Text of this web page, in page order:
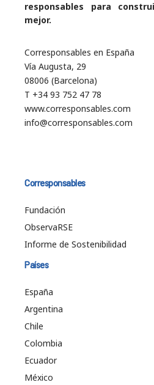
responsables para
mejor.
Corresponsables en España
Vía Augusta, 29
08006 (Barcelona)
T +34 93 752 47 78
www.corresponsables.com
info@corresponsables.com
Corresponsables
Fundación
ObservaRSE
Informe de Sostenibilidad
Países
España
Argentina
Chile
Colombia
Ecuador
México